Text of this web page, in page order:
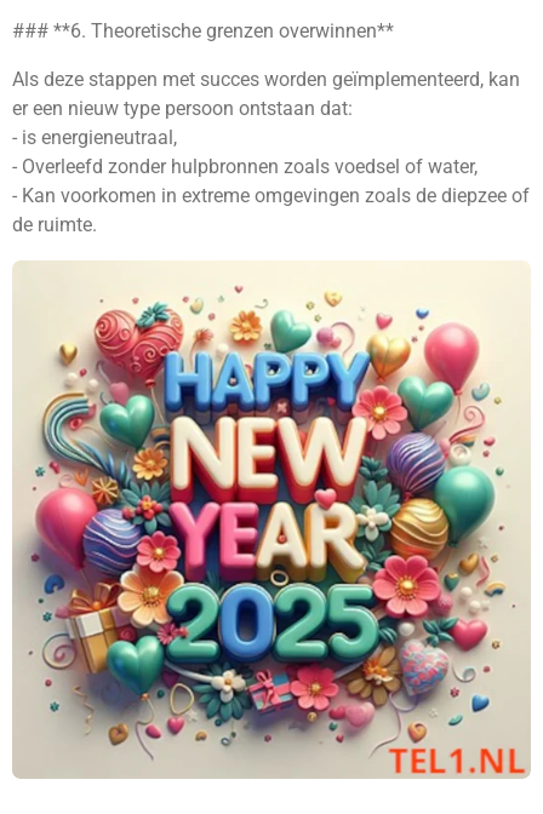
### **6. Theoretische grenzen overwinnen**
Als deze stappen met succes worden geïmplementeerd, kan
er een nieuw type persoon ontstaan ​​dat:
- is energieneutraal,
- Overleefd zonder hulpbronnen zoals voedsel of water,
- Kan voorkomen in extreme omgevingen zoals de diepzee of
de ruimte.